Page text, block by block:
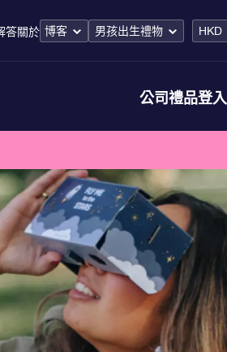
答關於 博客 男孩出生禮物 HKD
公司禮品登入